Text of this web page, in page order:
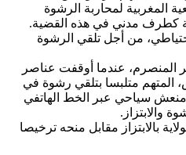
المغربية لمحاربة الرشوة
كطرف مدني في هذه القضية.
من أجل تلقي الرشوة
القضية إلى 12 دجنبر المنصرم، عندما أوقفت عناصر
المتهم متلبسا بتلقي رشوة في
منعش سياحي عبر الخط الهاتفي
والابتزاز.
بالابتزاز مقابل منحه ترخيصا